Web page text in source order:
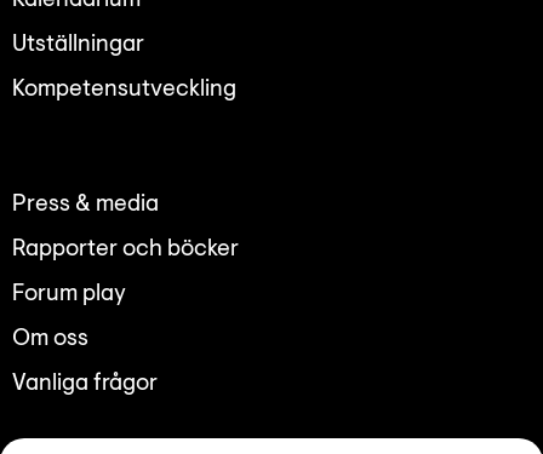
Utställningar
Kompetensutveckling
Press & media
Rapporter och böcker
Forum play
Om oss
Vanliga frågor